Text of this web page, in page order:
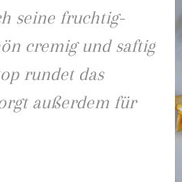
seine fruchtig-
cremig und saftig
rundet das
außerdem für